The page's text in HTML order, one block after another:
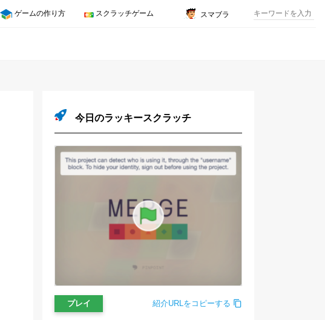
ゲームの作り方 スクラッチゲーム スマブラ
今日のラッキースクラッチ
プレイ 紹介URLをコピーする